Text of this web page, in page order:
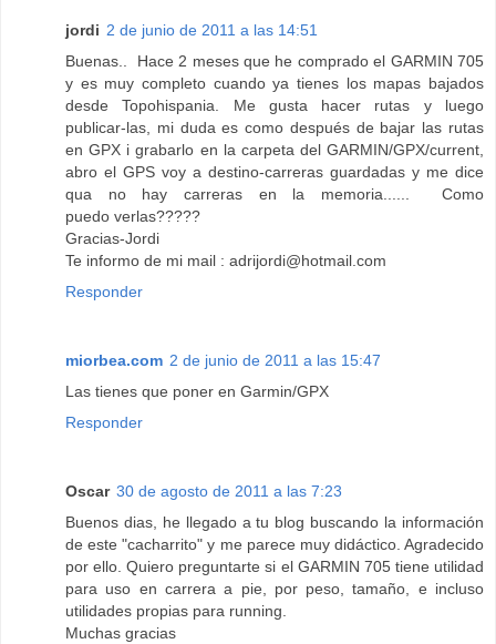
jordi 2 de junio de 2011 a las 14:51
Buenas.. Hace 2 meses que he comprado el GARMIN 705
y es muy completo cuando ya tienes los mapas bajados
desde Topohispania. Me gusta hacer rutas y luego
publicar-las, mi duda es como después de bajar las rutas
en GPX i grabarlo en la carpeta del GARMIN/GPX/current,
abro el GPS voy a destino-carreras guardadas y me dice
qua no hay carreras en la memoria...... Como
puedo verlas?????
Gracias-Jordi
Te informo de mi mail : adrijordi@hotmail.com
Responder
miorbea.com 2 de junio de 2011 a las 15:47
Las tienes que poner en Garmin/GPX
Responder
Oscar 30 de agosto de 2011 a las 7:23
Buenos dias, he llegado a tu blog buscando la información
de este "cacharrito" y me parece muy didáctico. Agradecido
por ello. Quiero preguntarte si el GARMIN 705 tiene utilidad
para uso en carrera a pie, por peso, tamaño, e incluso
utilidades propias para running.
Muchas gracias